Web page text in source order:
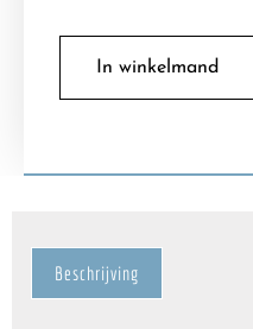
In winkelmand
Beschrijving